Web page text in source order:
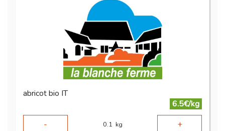
abricot bio IT
6.5€/kg
-
0.1 kg +